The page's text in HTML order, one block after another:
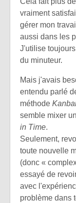
vraiment
gérer mon
aussi dans les
J'utilise
du minuteur.
Mais j'avais
entendu parlé
méthode
semble mixer
in Time.
Seulement,
toute nouvelle
(donc «
essayé de
avec
problème dans